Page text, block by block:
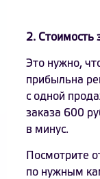
2. Стоимость
Это нужно,
прибыльна
с одной
заказа 600
в минус.
Посмотрите
по нужным